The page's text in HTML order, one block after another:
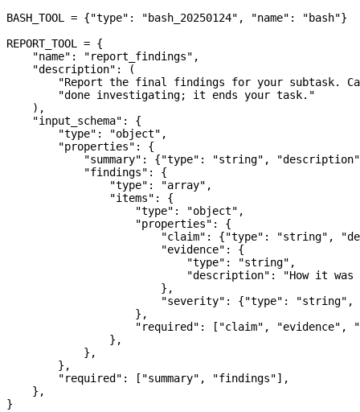
BASH_TOOL = {"type" : "bash_20250124" , "name" : "bash"}
REPORT_TOOL = {
    "name"
: "report_findings" ,
    "description"
: (
"Report the final findings for your subtask.
        "done investigating; it ends your task."
    ),
    "input_schema"
: {
        "type"
: "object" ,
        "properties"
: {
            "summary"
: {"type" : "string" ,
"description"
            "findings"
: {
                "type"
: "array" ,
                "items"
: {
                    "type"
: "object" ,
                    "properties"
: {
                        "claim"
: {"type" : "string" ,
                        "evidence"
: {
                            "type"
: "string" ,
                            "description"
:
"How it
                        },
                        "severity"
: {"type" : "string" ,
                    },
                    "required"
: [ "claim" , "evidence" ,
                },
            },
        },
        "required"
: [ "summary" , "findings"],
    },
}